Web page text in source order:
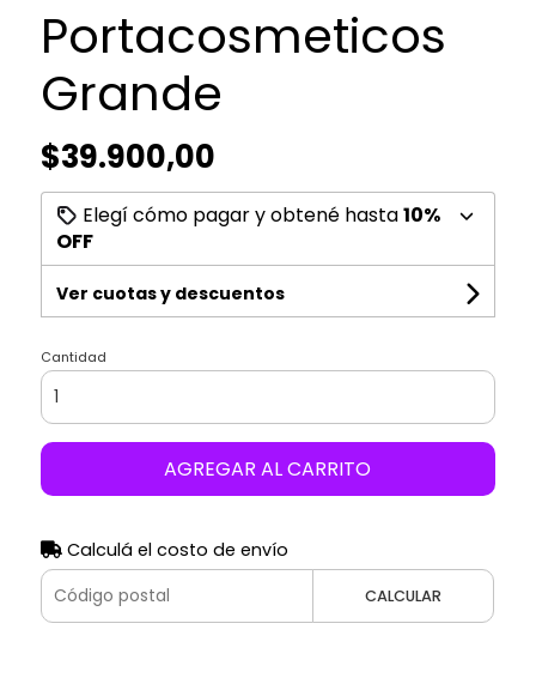
Portacosmeticos
Grande
$39.900,00
Elegí cómo pagar y obtené hasta10%
OFF
Ver cuotas y descuentos
Cantidad
AGREGAR AL CARRITO
Calculá el costo de envío
CALCULAR